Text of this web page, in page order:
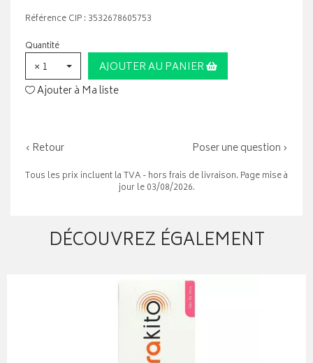
Référence CIP : 3532678605753
Quantité
× 1
AJOUTER AU PANIER
Ajouter à Ma liste
‹ Retour Poser une question ›
Tous les prix incluent la TVA - hors frais de livraison. Page mise à
jour le 03/08/2026.
DÉCOUVREZ ÉGALEMENT